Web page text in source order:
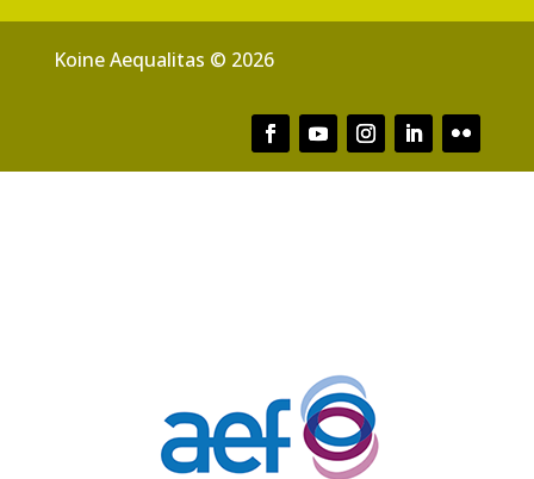
Koine Aequalitas © 2026